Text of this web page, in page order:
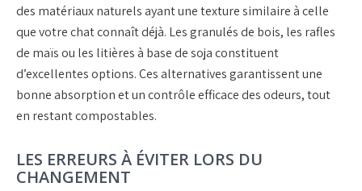
des matériaux naturels ayant une texture similaire à celle
que votre chat connaît déjà. Les granulés de bois, les rafles
de maïs ou les litières à base de soja constituent
d’excellentes options. Ces alternatives garantissent une
bonne absorption et un contrôle efficace des odeurs, tout
en restant compostables.
LES ERREURS À ÉVITER LORS DU
CHANGEMENT